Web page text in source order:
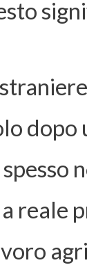
reale